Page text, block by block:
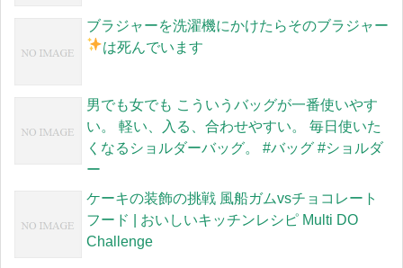
ブラジャーを洗濯機にかけたらそのブラジャー
は死んでいます
男でも女でも こういうバッグが一番使いやす
い。 軽い、入る、合わせやすい。 毎日使いた
くなるショルダーバッグ。 #バッグ #ショルダ
ー
ケーキの装飾の挑戦 風船ガムvsチョコレート
フード | おいしいキッチンレシピ Multi DO
Challenge